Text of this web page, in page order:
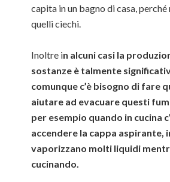
capita in un bagno di casa,
quelli ciechi.
Inoltre in alcuni casi la
sostanze è talmente
comunque c’è bisogno di fare
aiutare ad evacuare questi
per esempio quando in cucina
accendere la cappa aspirante,
vaporizzano molti liquidi
cucinando.